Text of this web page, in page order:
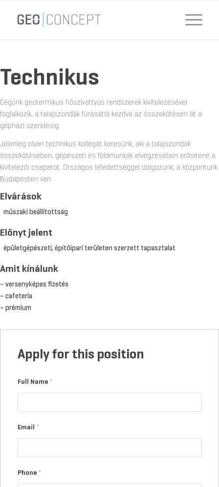
Technikus
Cégünk geotermikus hőszivattyús rendszerek kivitelezésével
foglalkozik, a talajszondák fúrásától kezdve az összekötésen át a
gépházi szerelésig.
Jelenleg olyan technikus kollégát keresünk, aki a talajszondák
összekötésében, gépészeti és földmunkák elvégzésében erősítené a
kivitelezői csapatot. Országos lefedettséggel dolgozunk, a központunk
Budapesten van.
Elvárások
műszaki beállítottság
Előnyt jelent
épületgépészeti, építőipari területen szerzett tapasztalat
Amit kínálunk
– versenyképes fizetés
– cafeteria
– prémium
Apply for this position
Full Name *
Email *
Phone *